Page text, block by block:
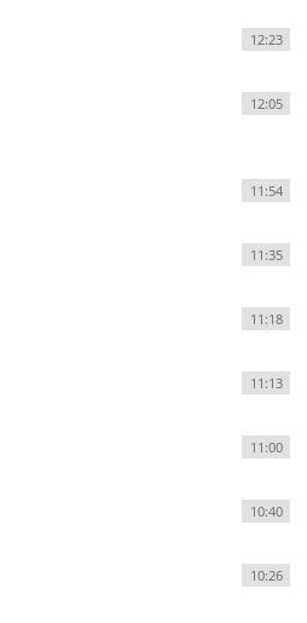
12:23
12:05
11:54
11:35
11:18
11:13
11:00
10:40
10:26